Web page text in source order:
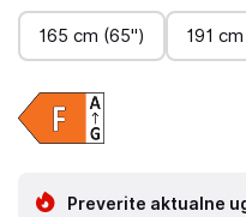
165 cm (65") 191
Preverite aktualne